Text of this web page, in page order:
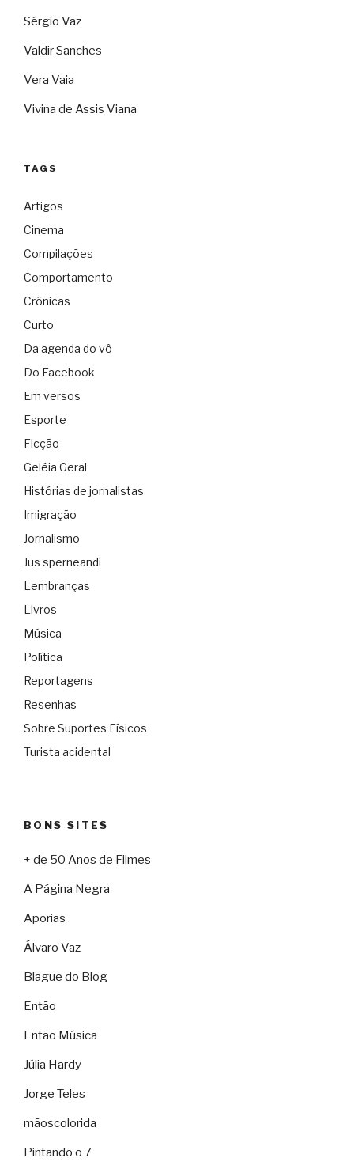
Sérgio Vaz
Valdir Sanches
Vera Vaia
Vivina de Assis Viana
TAGS
Artigos
Cinema
Compilações
Comportamento
Crônicas
Curto
Da agenda do vô
Do Facebook
Em versos
Esporte
Ficção
Geléia Geral
Histórias de jornalistas
Imigração
Jornalismo
Jus sperneandi
Lembranças
Livros
Música
Política
Reportagens
Resenhas
Sobre Suportes Físicos
Turista acidental
BONS SITES
+ de 50 Anos de Filmes
A Página Negra
Aporias
Álvaro Vaz
Blague do Blog
Então
Então Música
Júlia Hardy
Jorge Teles
mãoscolorida
Pintando o 7